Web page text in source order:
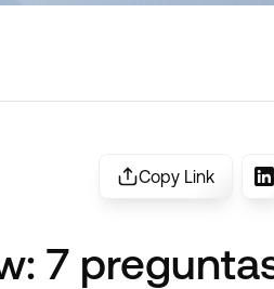
Copy Link
7